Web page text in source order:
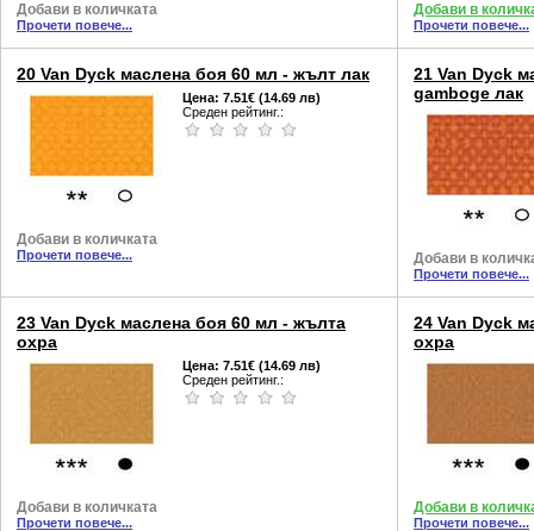
Добави в количката
Прочети повече...
Добави в
Прочети повече...
20 Van Dyck маслена боя 60 мл - жълт лак
Цена: 7.51€ (14.69 лв)
Среден рейтинг.:
Добави в количката
Прочети повече...
21 Van Dyck
gamboge лак
Добави в
Прочети повече...
23 Van Dyck маслена боя 60 мл - жълта
охра
Цена: 7.51€ (14.69 лв)
Среден рейтинг.:
Добави в количката
Прочети повече...
24 Van Dyck
охра
Добави в
Прочети повече...